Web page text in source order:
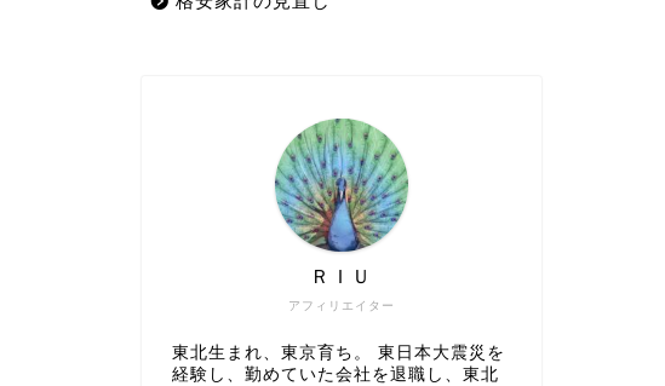
アフィリエイター
ＲＩＵ
東北生まれ、東京育ち。 東日本大震災を
経験し、勤めていた会社を退職し、東北